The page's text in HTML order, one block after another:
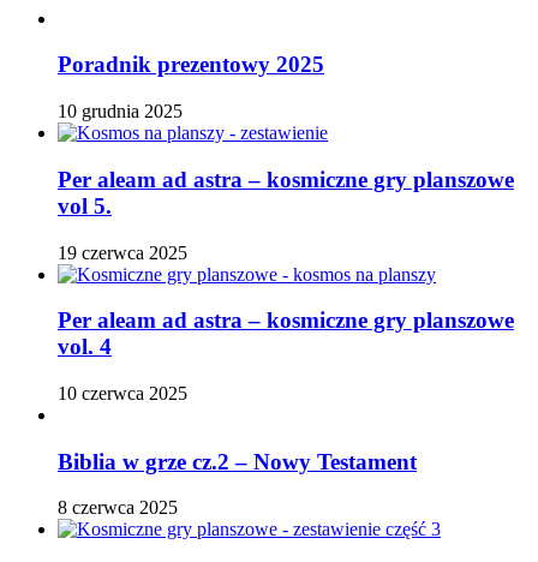
Poradnik prezentowy 2025
10 grudnia 2025
Per aleam ad astra – kosmiczne gry planszowe
vol 5.
19 czerwca 2025
Per aleam ad astra – kosmiczne gry planszowe
vol. 4
10 czerwca 2025
Biblia w grze cz.2 – Nowy Testament
8 czerwca 2025